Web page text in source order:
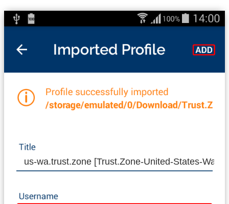
us-wa.trust.zone [Trust.Zone-United-States-